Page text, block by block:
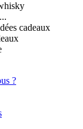
cadeaux
?